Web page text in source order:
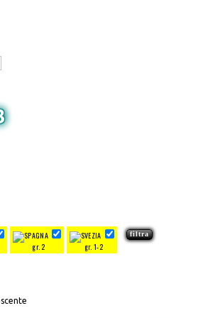
gr. 2 gr. 1-2